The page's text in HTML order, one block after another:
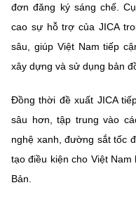
đơn đăng ký sáng chế.
cao sự hỗ trợ của JICA
sâu, giúp Việt Nam tiếp
xây dựng và sử dụng bản
Đồng thời đề xuất JICA
sâu hơn, tập trung vào
nghệ xanh, đường sắt tốc
tạo điều kiện cho Việt
Bản.